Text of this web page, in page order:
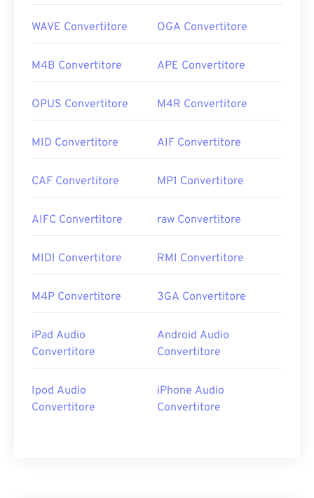
WAVE Convertitore OGA Convertitore
M4B Convertitore APE Convertitore
OPUS Convertitore M4R Convertitore
MID Convertitore AIF Convertitore
CAF Convertitore MP1 Convertitore
AIFC Convertitore raw Convertitore
MIDI Convertitore RMI Convertitore
M4P Convertitore 3GA Convertitore
iPad Audio
Convertitore
Android Audio
Convertitore
Ipod Audio
Convertitore
iPhone Audio
Convertitore